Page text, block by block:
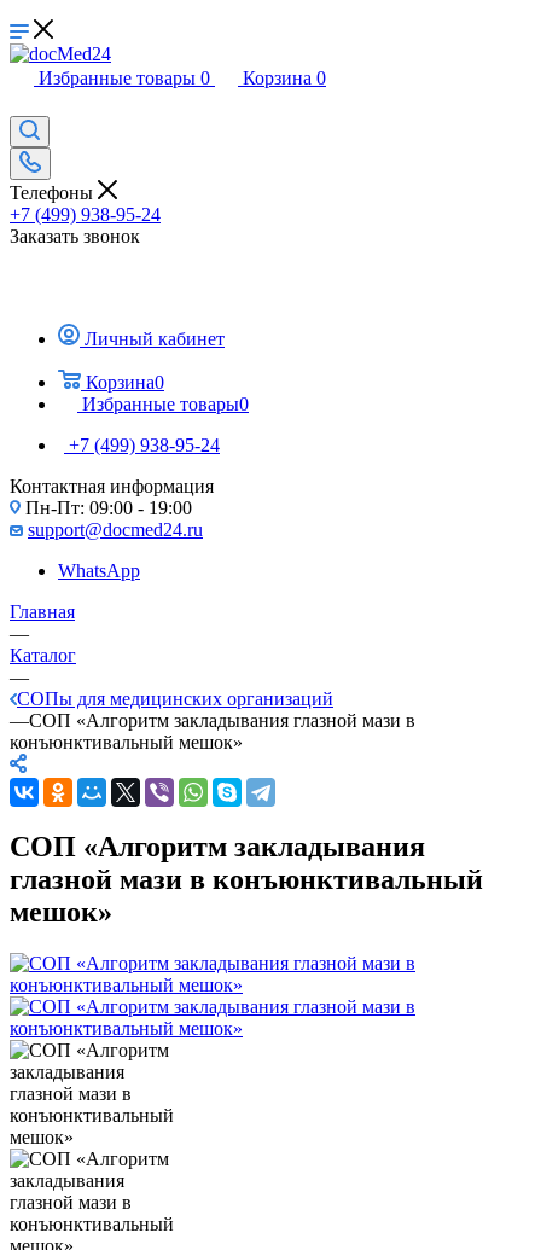
Избранные товары 0 Корзина 0
Телефоны
+7 (499) 938-95-24
Заказать звонок
Личный кабинет
Корзина0
Избранные товары0
+7 (499) 938-95-24
Контактная информация
Пн-Пт: 09:00 - 19:00
support@docmed24.ru
WhatsApp
Главная
—
Каталог
—
СОПы для медицинских организаций
—СОП «Алгоритм закладывания глазной мази в
конъюнктивальный мешок»
СОП «Алгоритм закладывания
глазной мази в конъюнктивальный
мешок»